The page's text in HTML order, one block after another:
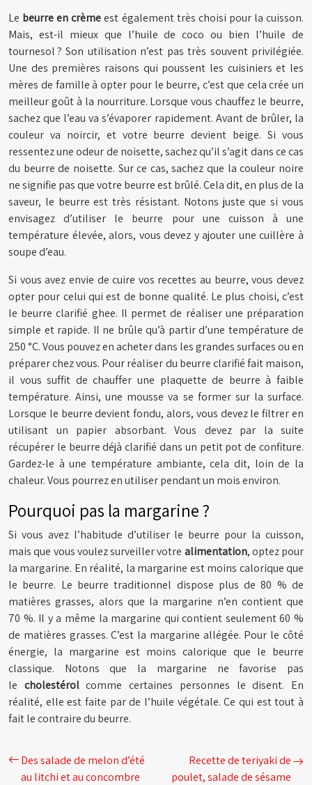
Le beurre en crèmeest également très choisi pour la cuisson.
Mais, est-il mieux que l’huile de coco ou bien l’huile de
tournesol ? Son utilisation n’est pas très souvent privilégiée.
Une des premières raisons qui poussent les cuisiniers et les
mères de famille à opter pour le beurre, c’est que cela crée un
meilleur goût à la nourriture. Lorsque vous chauffez le beurre,
sachez que l’eau va s’évaporer rapidement. Avant de brûler, la
couleur va noircir, et votre beurre devient beige. Si vous
ressentez une odeur de noisette, sachez qu’il s’agit dans ce cas
du beurre de noisette. Sur ce cas, sachez que la couleur noire
ne signifie pas que votre beurre est brûlé. Cela dit, en plus de la
saveur, le beurre est très résistant. Notons juste que si vous
envisagez d’utiliser le beurre pour une cuisson à une
température élevée, alors, vous devez y ajouter une cuillère à
soupe d’eau.
Si vous avez envie de cuire vos recettes au beurre, vous devez
opter pour celui qui est de bonne qualité. Le plus choisi, c’est
le beurre clarifié ghee. Il permet de réaliser une préparation
simple et rapide. Il ne brûle qu’à partir d’une température de
250 °C. Vous pouvez en acheter dans les grandes surfaces ou en
préparer chez vous. Pour réaliser du beurre clarifié fait maison,
il vous suffit de chauffer une plaquette de beurre à faible
température. Ainsi, une mousse va se former sur la surface.
Lorsque le beurre devient fondu, alors, vous devez le filtrer en
utilisant un papier absorbant. Vous devez par la suite
récupérer le beurre déjà clarifié dans un petit pot de confiture.
Gardez-le à une température ambiante, cela dit, loin de la
chaleur. Vous pourrez en utiliser pendant un mois environ.
Pourquoi pas la margarine ?
Si vous avez l’habitude d’utiliser le beurre pour la cuisson,
mais que vous voulez surveiller votre alimentation, optez pour
la margarine. En réalité, la margarine est moins calorique que
le beurre. Le beurre traditionnel dispose plus de 80 % de
matières grasses, alors que la margarine n’en contient que
70 %. Il y a même la margarine qui contient seulement 60 %
de matières grasses. C’est la margarine allégée. Pour le côté
énergie, la margarine est moins calorique que le beurre
classique. Notons que la margarine ne favorise pas
le cholestérolcomme certaines personnes le disent. En
réalité, elle est faite par de l’huile végétale. Ce qui est tout à
fait le contraire du beurre.
Des salade de melon d’été
au litchi et au concombre
Recette de teriyaki de
poulet, salade de sésame